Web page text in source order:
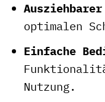
Ausziehbarer
optimalen
Einfache
Nutzung.